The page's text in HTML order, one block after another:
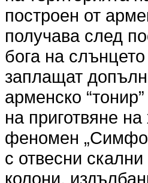
построен от
получава след
бога на
заплащат
арменско
на приготвяне
феномен
с отвесни
колони,